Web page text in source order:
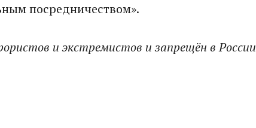
посредничеством».
и экстремистов и запрещён в России